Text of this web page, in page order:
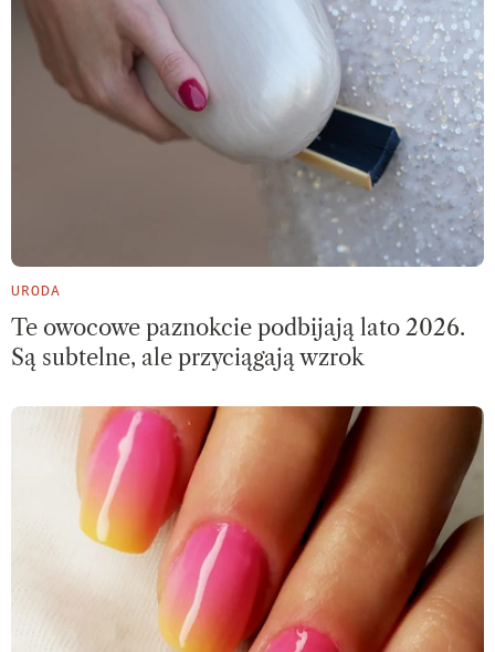
URODA
Te owocowe paznokcie podbijają lato 2026.
Są subtelne, ale przyciągają wzrok